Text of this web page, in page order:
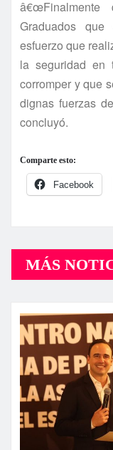
Graduados
esfuerzo que
la seguridad en
corromper y que
dignas fuerzas
concluyó.
Comparte esto:
Facebook
MÁS